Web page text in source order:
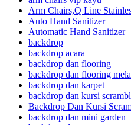
Arm Chairs,Q Line
Auto Hand Sanitizer
Automatic Hand Sanitizer
backdrop
backdrop acara
backdrop dan flooring
backdrop dan flooring
backdrop dan karpet
backdrop dan kursi
Backdrop Dan Kursi
backdrop dan mini garden